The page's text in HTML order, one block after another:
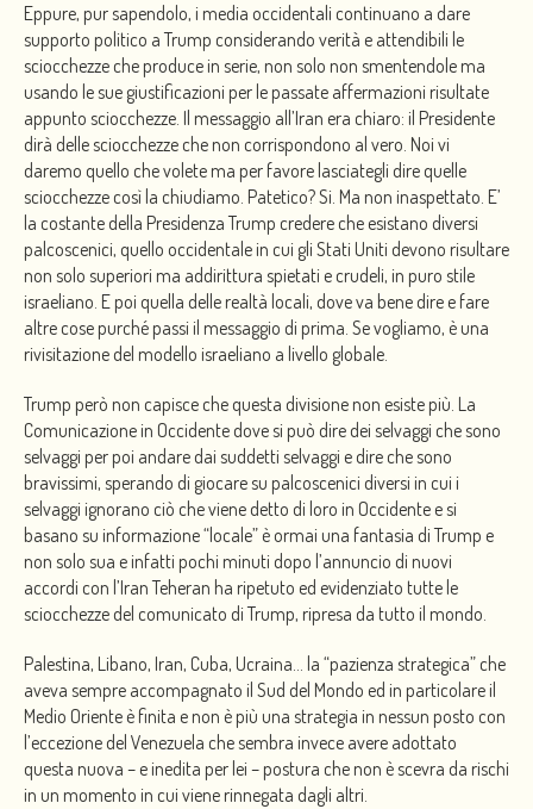
Eppure, pur sapendolo, i media occidentali continuano a dare
supporto politico a Trump considerando verità e attendibili le
sciocchezze che produce in serie, non solo non smentendole ma
usando le sue giustificazioni per le passate affermazioni risultate
appunto sciocchezze. Il messaggio all’Iran era chiaro: il Presidente
dirà delle sciocchezze che non corrispondono al vero. Noi vi
daremo quello che volete ma per favore lasciategli dire quelle
sciocchezze così la chiudiamo. Patetico? Si. Ma non inaspettato. E’
la costante della Presidenza Trump credere che esistano diversi
palcoscenici, quello occidentale in cui gli Stati Uniti devono risultare
non solo superiori ma addirittura spietati e crudeli, in puro stile
israeliano. E poi quella delle realtà locali, dove va bene dire e fare
altre cose purché passi il messaggio di prima. Se vogliamo, è una
rivisitazione del modello israeliano a livello globale.
Trump però non capisce che questa divisione non esiste più. La
Comunicazione in Occidente dove si può dire dei selvaggi che sono
selvaggi per poi andare dai suddetti selvaggi e dire che sono
bravissimi, sperando di giocare su palcoscenici diversi in cui i
selvaggi ignorano ciò che viene detto di loro in Occidente e si
basano su informazione “locale” è ormai una fantasia di Trump e
non solo sua e infatti pochi minuti dopo l’annuncio di nuovi
accordi con l’Iran Teheran ha ripetuto ed evidenziato tutte le
sciocchezze del comunicato di Trump, ripresa da tutto il mondo.
Palestina, Libano, Iran, Cuba, Ucraina… la “pazienza strategica” che
aveva sempre accompagnato il Sud del Mondo ed in particolare il
Medio Oriente è finita e non è più una strategia in nessun posto con
l’eccezione del Venezuela che sembra invece avere adottato
questa nuova – e inedita per lei – postura che non è scevra da rischi
in un momento in cui viene rinnegata dagli altri.